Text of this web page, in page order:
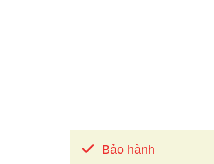
Bảo hành